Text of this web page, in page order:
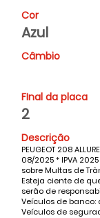
Cor
Azul
Câmbio
FInal da placa
2
Descrição
PEUGEOT 208
08/2025 * IPVA 2025
sobre Multas de
Esteja ciente de
serão de
Veículos de banco:
Veículos de